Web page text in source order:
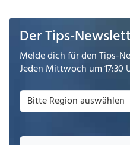
Der Tips-
Melde dich für den Tips-
Jeden Mittwoch um 17:30